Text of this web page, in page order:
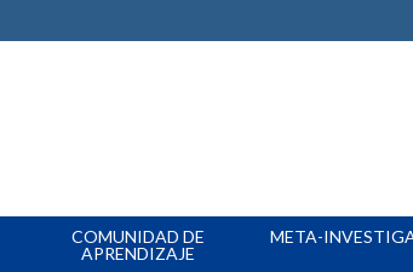
COMUNIDAD DE
APRENDIZAJE
META-